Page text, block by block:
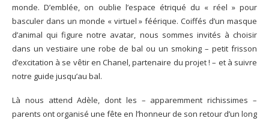
monde. D’emblée, on oublie l’espace étriqué du « réel » pour
basculer dans un monde « virtuel » féérique. Coiffés d’un masque
d’animal qui figure notre avatar, nous sommes invités à choisir
dans un vestiaire une robe de bal ou un smoking – petit frisson
d’excitation à se vêtir en Chanel, partenaire du projet ! – et à suivre
notre guide jusqu’au bal.
Là nous attend Adèle, dont les – apparemment richissimes –
parents ont organisé une fête en l’honneur de son retour d’un long